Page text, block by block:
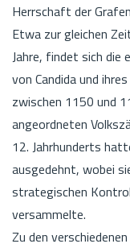
Herrschaft der
Etwa zur gleichen
Jahre, findet sich die
von Candida und
zwischen 1150 und
angeordneten
12. Jahrhunderts
ausgedehnt, wobei
strategischen
versammelte.
Zu den